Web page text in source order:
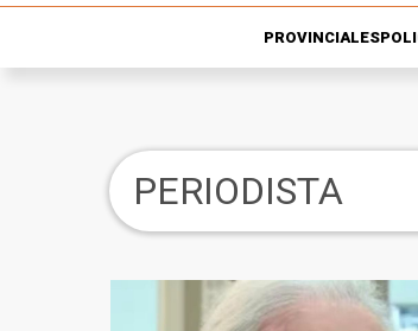
PROVINCIALES
PERIODISTA